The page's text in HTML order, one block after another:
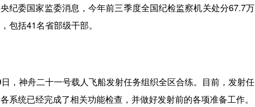
纪委国家监委消息，今年前三季度全国纪检监察机关处分67.7万
包括41名省部级干部。
，神舟二十一号载人飞船发射任务组织全区合练。目前，发射任
系统已经完成了相关功能检查，并做好发射前的各项准备工作。